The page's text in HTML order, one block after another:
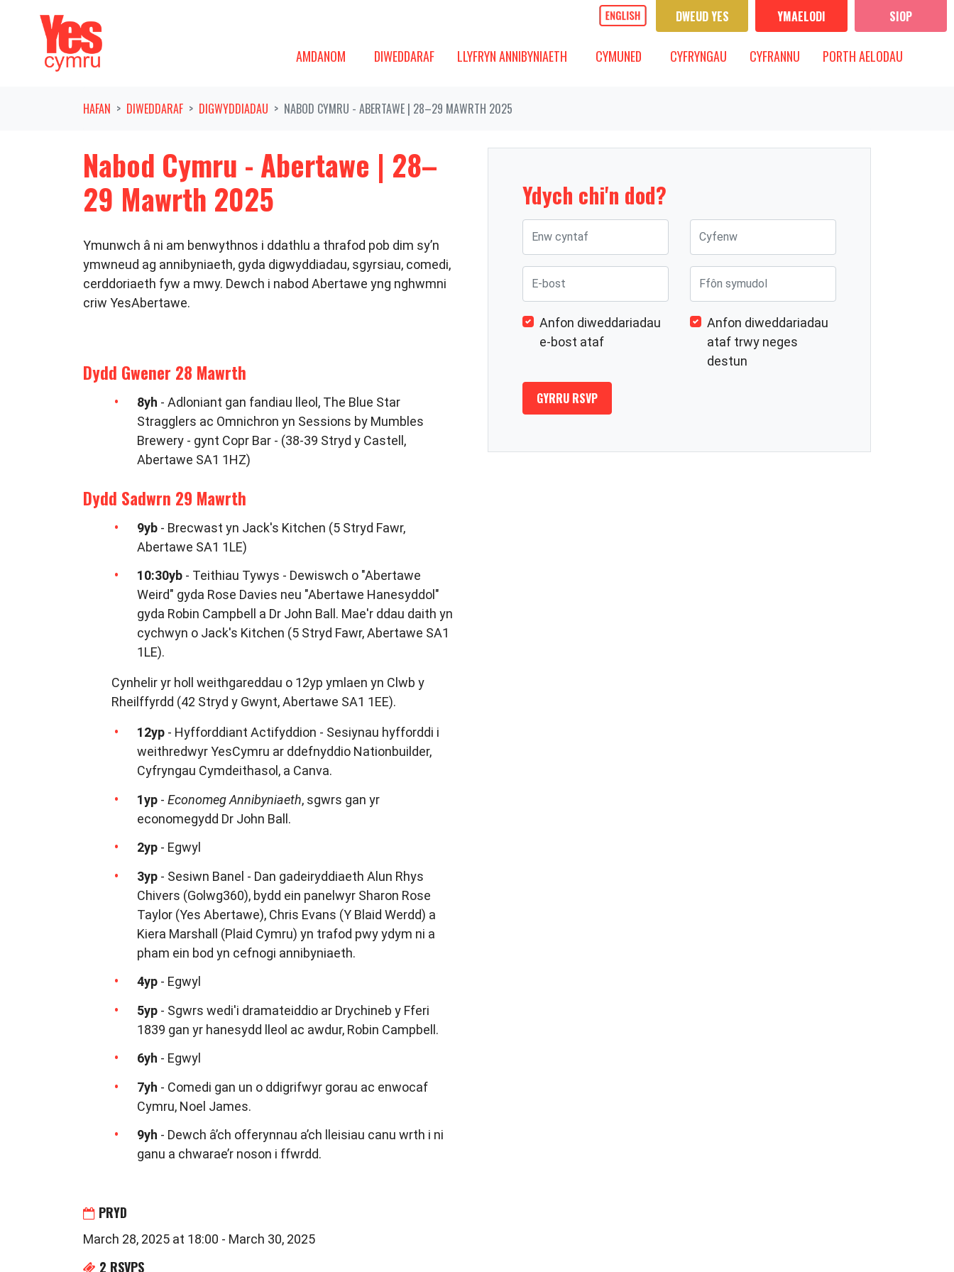
DWEUD YES YMAELODI SIOP
AMDANOM
DANGOS IS-FWYDLEN
AMDANOM DIWEDDARAF
DANGOS IS-FWYDLEN
DIWEDDARAF(PRESENNOL)
LLYFRYN ANNIBYNIAETH CYMUNED
DANGOS IS-FWYDLEN
CYMUNED CYFRYNGAU
DANGOS IS-FWYDLEN
CYFRYNGAU CYFRANNU PORTH AELODAU
HAFAN DIWEDDARAF DIGWYDDIADAU NABOD CYMRU - ABERTAWE | 28–29 MAWRTH 2025
Nabod Cymru - Abertawe | 28–
29 Mawrth 2025
Ymunwch â ni am benwythnos i ddathlu a thrafod pob dim sy’n
ymwneud ag annibyniaeth, gyda digwyddiadau, sgyrsiau, comedi,
cerddoriaeth fyw a mwy. Dewch i nabod Abertawe yng nghwmni
criw YesAbertawe.
Dydd Gwener 28 Mawrth
8yh - Adloniant gan fandiau lleol, The Blue Star
Stragglers ac Omnichron yn Sessions by Mumbles
Brewery - gynt Copr Bar - (38-39 Stryd y Castell,
Abertawe SA1 1HZ)
Dydd Sadwrn 29 Mawrth
9yb - Brecwast yn Jack's Kitchen (5 Stryd Fawr,
Abertawe SA1 1LE)
10:30yb - Teithiau Tywys - Dewiswch o "Abertawe
Weird" gyda Rose Davies neu "Abertawe Hanesyddol"
gyda Robin Campbell a Dr John Ball. Mae'r ddau daith yn
cychwyn o Jack's Kitchen (5 Stryd Fawr, Abertawe SA1
1LE).
Cynhelir yr holl weithgareddau o 12yp ymlaen yn Clwb y
Rheilffyrdd (42 Stryd y Gwynt, Abertawe SA1 1EE).
12yp - Hyfforddiant Actifyddion - Sesiynau hyfforddi i
weithredwyr YesCymru ar ddefnyddio Nationbuilder,
Cyfryngau Cymdeithasol, a Canva.
1yp - Economeg Annibyniaeth, sgwrs gan yr
economegydd Dr John Ball.
2yp - Egwyl
3yp - Sesiwn Banel - Dan gadeiryddiaeth Alun Rhys
Chivers (Golwg360), bydd ein panelwyr Sharon Rose
Taylor (Yes Abertawe), Chris Evans (Y Blaid Werdd) a
Kiera Marshall (Plaid Cymru) yn trafod pwy ydym ni a
pham ein bod yn cefnogi annibyniaeth.
4yp - Egwyl
5yp - Sgwrs wedi'i dramateiddio ar Drychineb y Fferi
1839 gan yr hanesydd lleol ac awdur, Robin Campbell.
6yh - Egwyl
7yh - Comedi gan un o ddigrifwyr gorau ac enwocaf
Cymru, Noel James.
9yh - Dewch â’ch offerynnau a’ch lleisiau canu wrth i ni
ganu a chwarae’r noson i ffwrdd.
PRYD
March 28, 2025 at 18:00 - March 30, 2025
2 RSVPS
Ydych chi'n dod?
Enw cyntaf Cyfenw
E-bost Ffôn symudol
Anfon diweddariadau
e-bost ataf
Anfon diweddariadau
ataf trwy neges
destun